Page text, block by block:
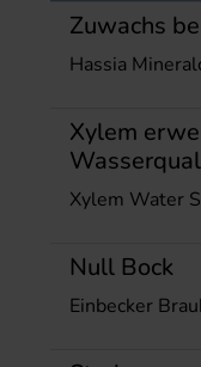
Zuwachs
Hassia
Xylem
Xylem Water
Null Bock
Einbecker